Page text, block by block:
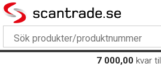
7 000,00 kvar